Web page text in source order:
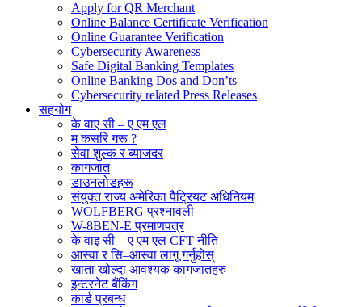
Apply for QR Merchant
Online Balance Certificate Verification
Online Guarantee Verification
Cybersecurity Awareness
Safe Digital Banking Templates
Online Banking Dos and Don’ts
Cybersecurity related Press Releases
सहयोग
के वाए सी – ए एम एल
म कसरि गरू ?
सेवा शुल्क र ब्याजदर
कागजात
डाउनलोडहरू
संयुक्त राज्य अमेरिका पैट्रियट अधिनियम
WOLFBERG प्रश्नावली
W-8BEN-E प्रमाणपत्र
के वाइ सी – ए एम एल CFT नीति
आस्वा र सि–आस्वा लागू गर्नुहोस्
खाता खोल्दा आवश्यक कागजातहरु
इन्टरनेट बैंकिंग
कार्ड प्रबन्ध